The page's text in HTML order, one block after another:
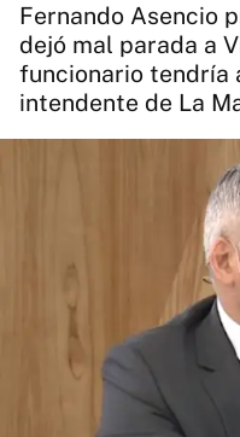
Diario del Juicio
Fernando Asencio
dejó mal parada a
funcionario tendría
intendente de La